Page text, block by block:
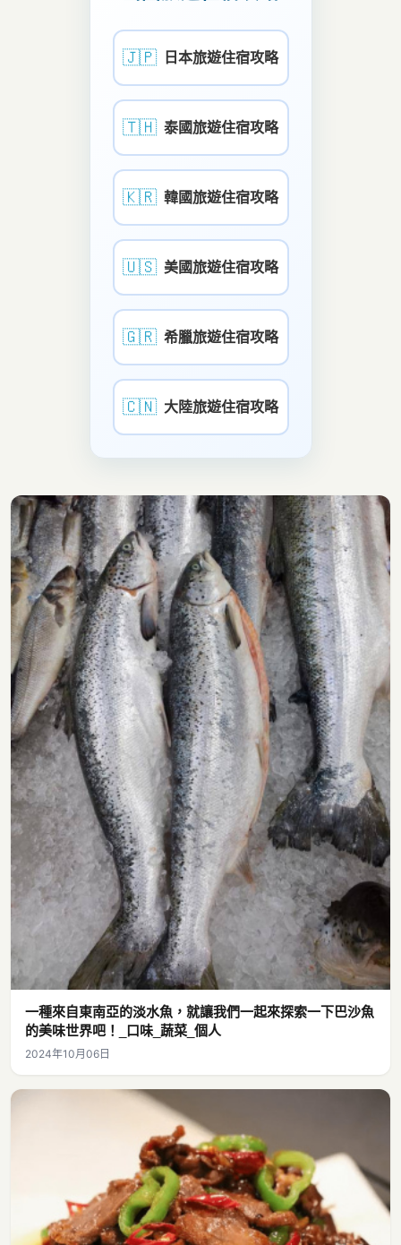
🇯🇵 日本旅遊住宿攻略
🇹🇭 泰國旅遊住宿攻略
🇰🇷 韓國旅遊住宿攻略
🇺🇸 美國旅遊住宿攻略
🇬🇷 希臘旅遊住宿攻略
🇨🇳 大陸旅遊住宿攻略
一種來自東南亞的淡水魚，就讓我們一起來探索一下巴沙魚
的美味世界吧！_口味_蔬菜_個人
2024年10月06日